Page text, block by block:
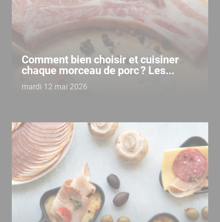
Comment bien choisir et cuisiner
chaque morceau de porc ? Les...
mardi 12 mai 2026